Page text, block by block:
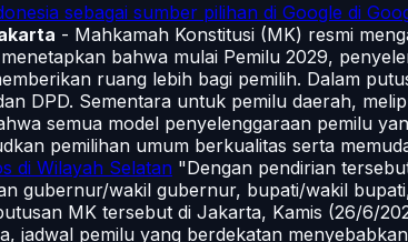
sebagai sumber pilihan di Google di
- Mahkamah Konstitusi (MK) resmi
bahwa mulai Pemilu 2029,
ruang lebih bagi pemilih. Dalam
DPD. Sementara untuk pemilu daerah,
semua model penyelenggaraan pemilu
pemilihan umum berkualitas serta
di Wilayah Selatan "Dengan pendirian
gubernur/wakil gubernur, bupati/wakil
MK tersebut di Jakarta, Kamis (26/6/
jadwal pemilu yang berdekatan